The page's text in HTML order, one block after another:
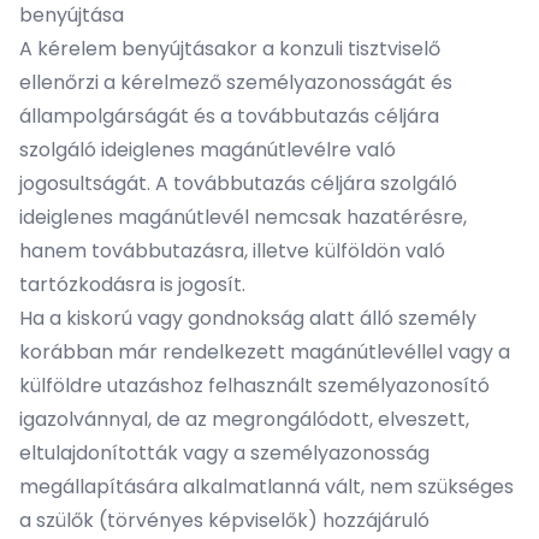
benyújtása
A kérelem benyújtásakor a konzuli tisztviselő
ellenőrzi a kérelmező személyazonosságát és
állampolgárságát és a továbbutazás céljára
szolgáló ideiglenes magánútlevélre való
jogosultságát. A továbbutazás céljára szolgáló
ideiglenes magánútlevél nemcsak hazatérésre,
hanem továbbutazásra, illetve külföldön való
tartózkodásra is jogosít.
Ha a kiskorú vagy gondnokság alatt álló személy
korábban már rendelkezett magánútlevéllel vagy a
külföldre utazáshoz felhasznált személyazonosító
igazolvánnyal, de az megrongálódott, elveszett,
eltulajdonították vagy a személyazonosság
megállapítására alkalmatlanná vált, nem szükséges
a szülők (törvényes képviselők) hozzájáruló